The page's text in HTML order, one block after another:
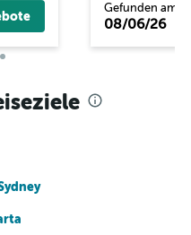
Gefunden am
08/06/26